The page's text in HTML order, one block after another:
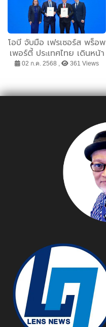
โอบี จับมือ เฟรเซอร์ส พร็อพ
เพอร์ตี้ ประเทศไทย เดินหน้า
เสริมแกร่งการลงทุนภาค
02 ก.ค. 2568 , 361 Views